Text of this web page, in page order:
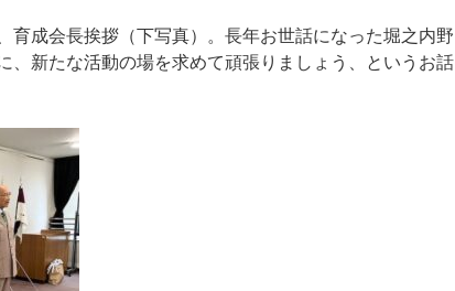
育成会長挨拶（下写真）。長年お世話になった堀之内野
、新たな活動の場を求めて頑張りましょう、というお話